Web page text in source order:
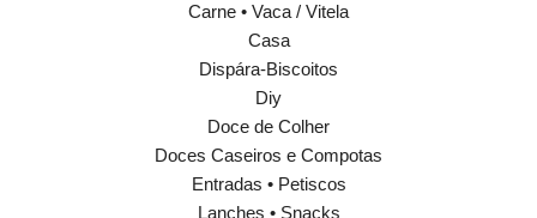
Carne • Vaca / Vitela
Casa
Dispára-Biscoitos
Diy
Doce de Colher
Doces Caseiros e Compotas
Entradas • Petiscos
Lanches • Snacks